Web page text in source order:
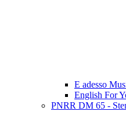
E adesso
English For
PNRR DM 65 -